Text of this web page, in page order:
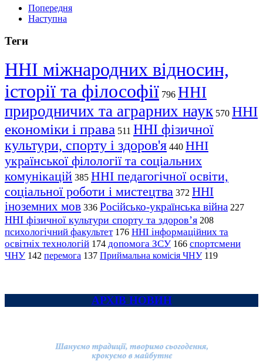
Попередня
Наступна
Теги
ННІ міжнародних відносин,
історії та філософії 796 ННІ
природничих та аграрних наук 570 ННІ
економіки і права 511 ННІ фізичної
культури, спорту і здоров'я 440 ННІ
української філології та соціальних
комунікацій 385 ННІ педагогічної освіти,
соціальної роботи і мистецтва 372 ННІ
іноземних мов 336 Російсько-українська війна 227
ННІ фізичної культури спорту та здоров’я 208
психологічний факультет 176 ННІ інформаційних та
освітніх технологій 174 допомога ЗСУ 166 спортсмени
ЧНУ 142 перемога 137 Приймальна комісія ЧНУ 119
АРХІВ НОВИН